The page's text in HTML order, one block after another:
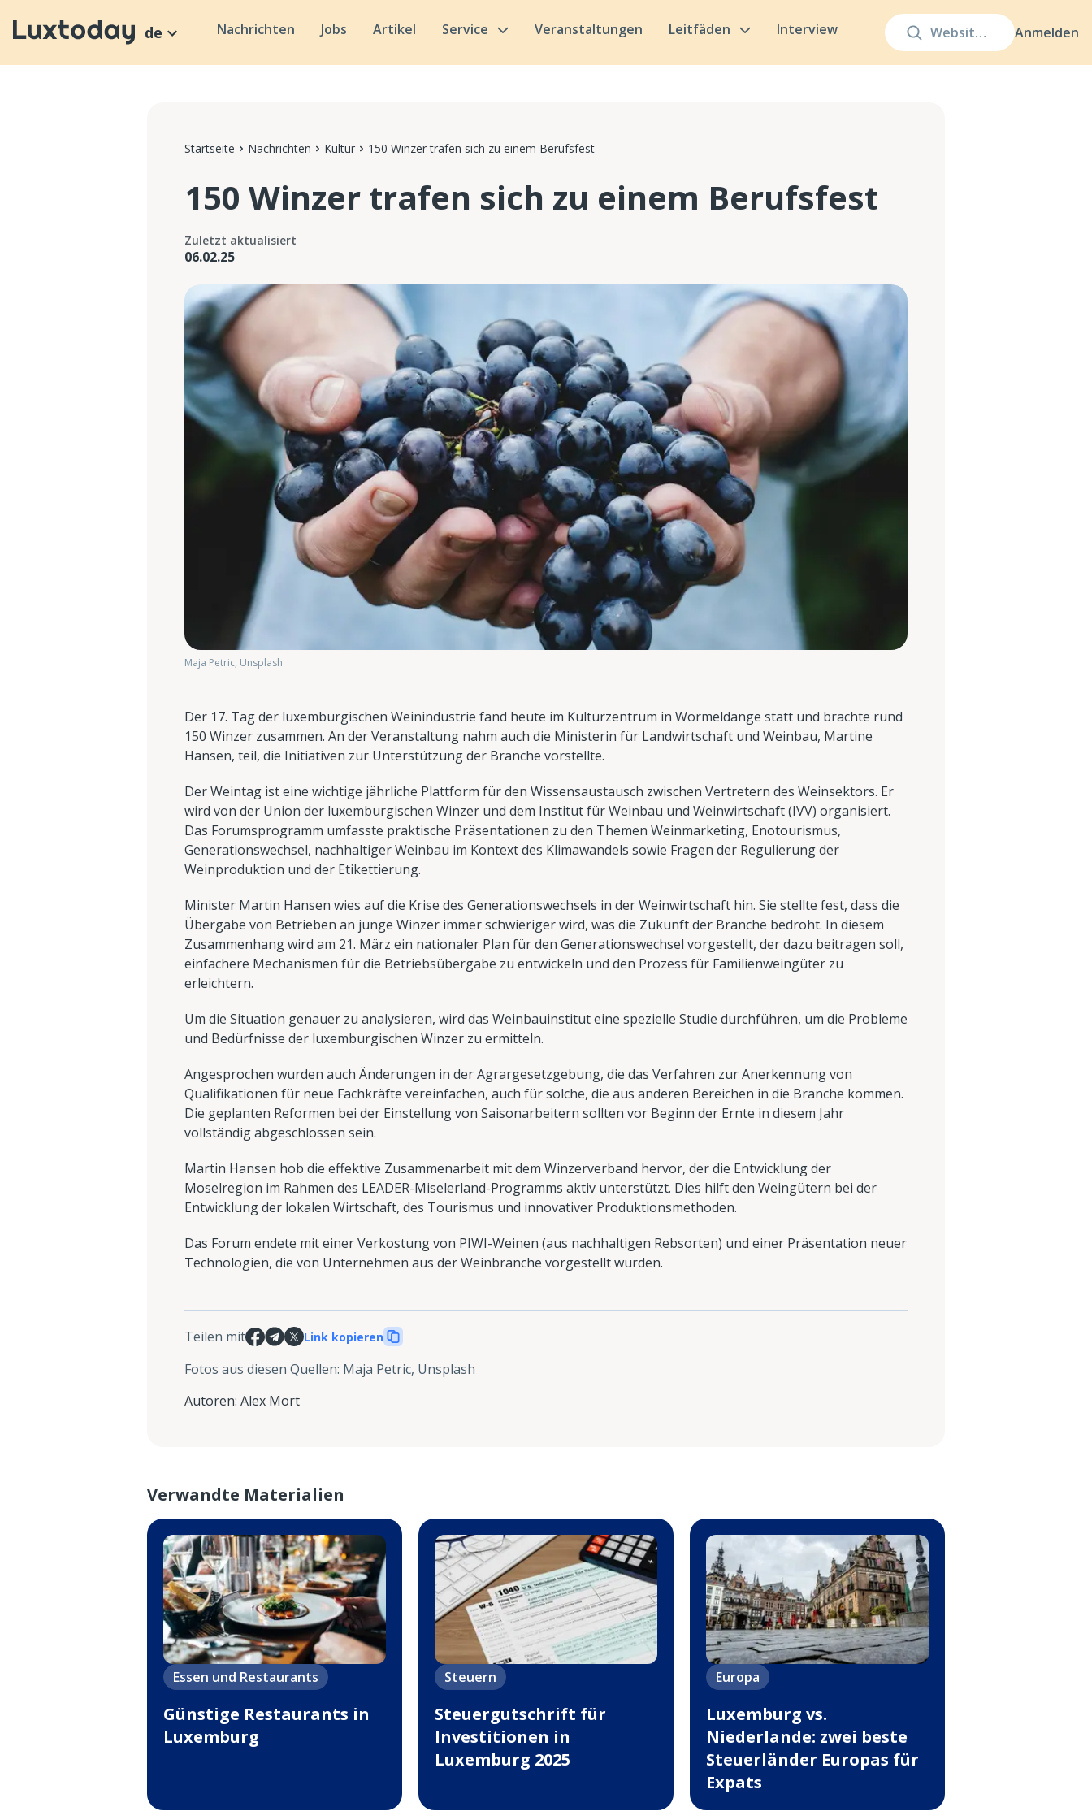
Anmelden
de Nachrichten Jobs Artikel Service Veranstaltungen Leitfäden Interview
Startseite Nachrichten Kultur 150 Winzer trafen sich zu einem Berufsfest
150 Winzer trafen sich zu einem Berufsfest
Zuletzt aktualisiert
06.02.25
Maja Petric, Unsplash
Der 17. Tag der luxemburgischen Weinindustrie fand heute im Kulturzentrum in Wormeldange statt und brachte rund
150 Winzer zusammen. An der Veranstaltung nahm auch die Ministerin für Landwirtschaft und Weinbau, Martine
Hansen, teil, die Initiativen zur Unterstützung der Branche vorstellte.
Der Weintag ist eine wichtige jährliche Plattform für den Wissensaustausch zwischen Vertretern des Weinsektors. Er
wird von der Union der luxemburgischen Winzer und dem Institut für Weinbau und Weinwirtschaft (IVV) organisiert.
Das Forumsprogramm umfasste praktische Präsentationen zu den Themen Weinmarketing, Enotourismus,
Generationswechsel, nachhaltiger Weinbau im Kontext des Klimawandels sowie Fragen der Regulierung der
Weinproduktion und der Etikettierung.
Minister Martin Hansen wies auf die Krise des Generationswechsels in der Weinwirtschaft hin. Sie stellte fest, dass die
Übergabe von Betrieben an junge Winzer immer schwieriger wird, was die Zukunft der Branche bedroht. In diesem
Zusammenhang wird am 21. März ein nationaler Plan für den Generationswechsel vorgestellt, der dazu beitragen soll,
einfachere Mechanismen für die Betriebsübergabe zu entwickeln und den Prozess für Familienweingüter zu
erleichtern.
Um die Situation genauer zu analysieren, wird das Weinbauinstitut eine spezielle Studie durchführen, um die Probleme
und Bedürfnisse der luxemburgischen Winzer zu ermitteln.
Angesprochen wurden auch Änderungen in der Agrargesetzgebung, die das Verfahren zur Anerkennung von
Qualifikationen für neue Fachkräfte vereinfachen, auch für solche, die aus anderen Bereichen in die Branche kommen.
Die geplanten Reformen bei der Einstellung von Saisonarbeitern sollten vor Beginn der Ernte in diesem Jahr
vollständig abgeschlossen sein.
Martin Hansen hob die effektive Zusammenarbeit mit dem Winzerverband hervor, der die Entwicklung der
Moselregion im Rahmen des LEADER-Miselerland-Programms aktiv unterstützt. Dies hilft den Weingütern bei der
Entwicklung der lokalen Wirtschaft, des Tourismus und innovativer Produktionsmethoden.
Das Forum endete mit einer Verkostung von PIWI-Weinen (aus nachhaltigen Rebsorten) und einer Präsentation neuer
Technologien, die von Unternehmen aus der Weinbranche vorgestellt wurden.
Teilen mit Link kopieren
Fotos aus diesen Quellen: Maja Petric, Unsplash
Autoren: Alex Mort
Verwandte Materialien
Essen und Restaurants
Günstige Restaurants in
Luxemburg
Steuern
Steuergutschrift für
Investitionen in
Luxemburg 2025
Europa
Luxemburg vs.
Niederlande: zwei beste
Steuerländer Europas für
Expats